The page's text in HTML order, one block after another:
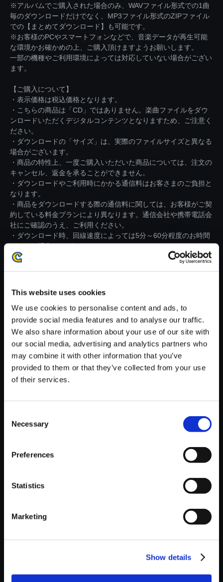
This website uses cookies
We use cookies to personalise content and ads, to
provide social media features and to analyse our traffic.
We also share information about your use of our site with
our social media, advertising and analytics partners who
may combine it with other information that you’ve
provided to them or that they’ve collected from your use
of their services.
Selection
Necessary
Preferences
Statistics
Marketing
Show details
※アルバムでご購入された場合のみ、WAVファイル形式での1曲
毎のダウンロードだけでなく、MP3ファイル形式のZIPファイル
での【まとめてダウンロード】も可能です。
※お客様のPCやスマートフォンなどで、音楽データが再生可能
な環境かお確かめの上、ご購入頂けますようお願いします。
一部の機種やご利用環境によっては対応していない場合がござい
ます。
【ご購入について】
・表示価格は税込価格となります。
・こちらの商品は「CD」ではありません。楽曲ファイルをダウ
ンロードいただくデジタルコンテンツとなりますため、ご注意く
ださい。
・ダウンロードの「サイズ」は、実際のファイルサイズと異なる
場合がございます。
・商品の特性上、一度ご購入いただいた商品については、注文の
キャンセル、返金を承ることができません。
・ダウンロードやご利用時にかかる通信料はお客さまのご負担と
なります。
・商品をダウンロードする際の通信料に関しては、お客様がご契
約している料金プランにより異なります。通信会社や携帯電話会
社にご確認のうえ、ご利用ください。
・ダウンロード時、回線速度によっては5分～60分程度のお時間
がかかる場合がございます。
※ご購入いただいたファイルのダウンロードの際には、通信環境
【単曲】ロックマン11 運命の歯
車！！ オリジナルサウンドトラ
ック ACTIVATE DOUBLE GEA
7ポイント付与
【単曲】ロックマ
【単曲】ロックマ
【単曲】ロックマ